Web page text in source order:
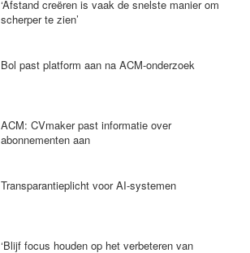
‘Afstand creëren is vaak de snelste manier om
scherper te zien’
Bol past platform aan na ACM-onderzoek
ACM: CVmaker past informatie over
abonnementen aan
Transparantieplicht voor AI-systemen
‘Blijf focus houden op het verbeteren van